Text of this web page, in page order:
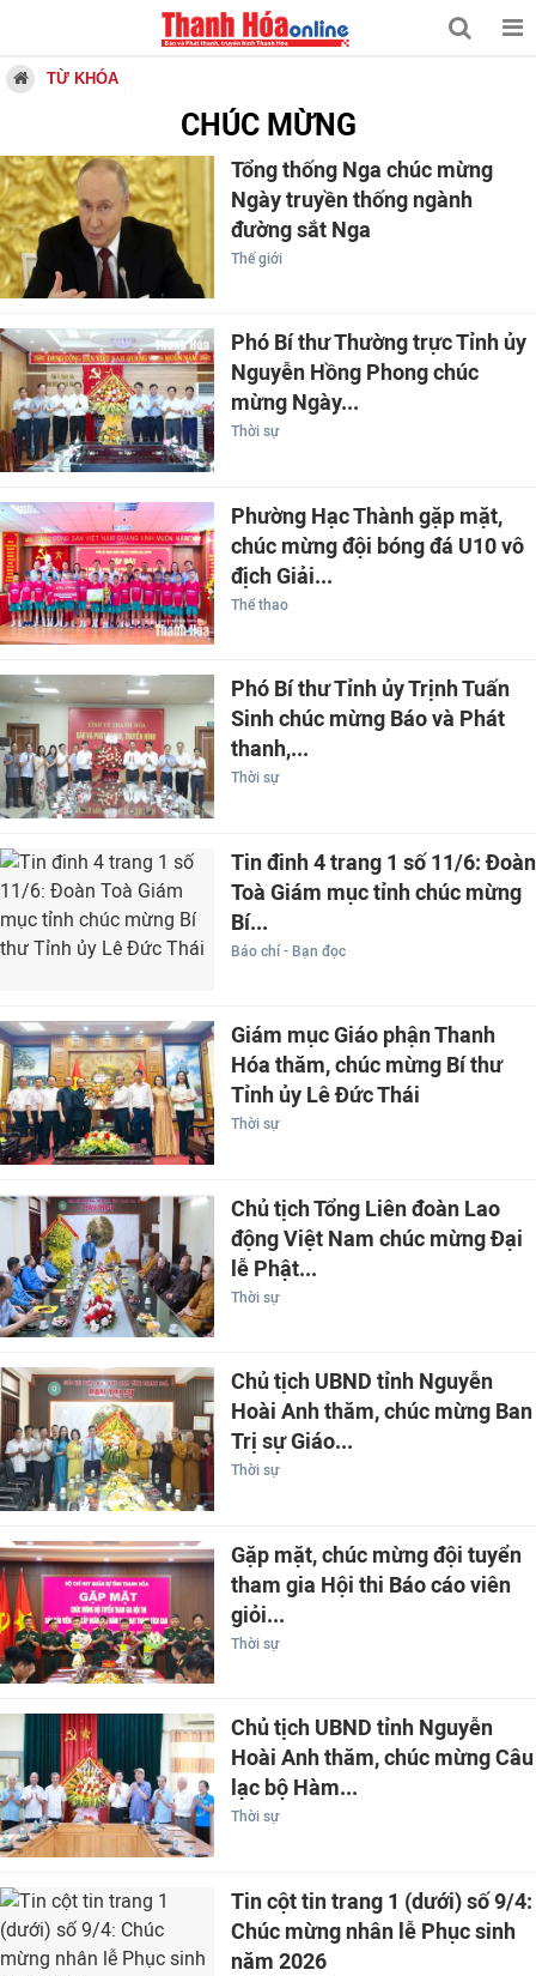
TỪ KHÓA
CHÚC MỪNG
Tổng thống Nga chúc mừng
Ngày truyền thống ngành
đường sắt Nga
Thế giới
Phó Bí thư Thường trực Tỉnh ủy
Nguyễn Hồng Phong chúc
mừng Ngày...
Thời sự
Phường Hạc Thành gặp mặt,
chúc mừng đội bóng đá U10 vô
địch Giải...
Thể thao
Phó Bí thư Tỉnh ủy Trịnh Tuấn
Sinh chúc mừng Báo và Phát
thanh,...
Thời sự
Tin đinh 4 trang 1 số 11/6: Đoàn
Toà Giám mục tỉnh chúc mừng
Bí...
Báo chí - Bạn đọc
Giám mục Giáo phận Thanh
Hóa thăm, chúc mừng Bí thư
Tỉnh ủy Lê Đức Thái
Thời sự
Chủ tịch Tổng Liên đoàn Lao
động Việt Nam chúc mừng Đại
lễ Phật...
Thời sự
Chủ tịch UBND tỉnh Nguyễn
Hoài Anh thăm, chúc mừng Ban
Trị sự Giáo...
Thời sự
Gặp mặt, chúc mừng đội tuyển
tham gia Hội thi Báo cáo viên
giỏi...
Thời sự
Chủ tịch UBND tỉnh Nguyễn
Hoài Anh thăm, chúc mừng Câu
lạc bộ Hàm...
Thời sự
Tin cột tin trang 1 (dưới) số 9/4:
Chúc mừng nhân lễ Phục sinh
năm 2026